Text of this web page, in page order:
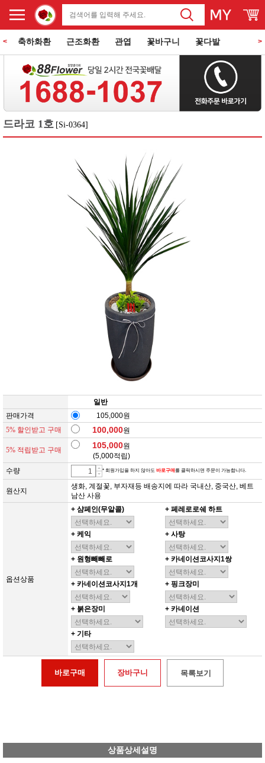
< 축하화환 근조화환 관엽 꽃바구니 꽃다발
동양란 서양란 과일바구니 꽃과 케익 쌀화환
>
드라코 1호 [Si-0364]
일반
판매가격
105,000원
5% 할인받고 구매
100,000원
5% 적립받고 구매 105,000원
(5,000적립)
수량
* 회원가입을 하지 않아도 바로구매를 클릭하시면 주문이 가능합니다.
원산지
생화, 계절꽃, 부자재등 배송지에 따라 국내산, 중국산, 베트
남산 사용
옵션상품
+ 샴페인(무알콜) + 페레로로쉐 하트
+ 케익 + 사탕
+ 원형빼빼로 + 카네이션코사지1쌍
+ 카네이션코사지1개 + 핑크장미
+ 붉은장미 + 카네이션
+ 기타
바로구매 장바구니 목록보기
상품상세설명